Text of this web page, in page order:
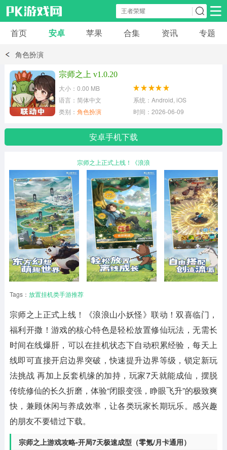
安卓应用 安卓游戏
模拟经营
首页 安卓 苹果 合集 资讯 专题
角色扮演
宗师之上 v1.0.20
大小：0.00 MB
语言：简体中文
系统：Android, iOS
类别： 角色扮演 时间：2026-06-09
安卓手机下载
宗师之上正式上线！《浪浪
Tags： 放置挂机类手游推荐
宗师之上正式上线！《浪浪山小妖怪》联动！双喜临门，
福利开撒！游戏的核心特色是轻松放置修仙玩法，无需长
时间在线爆肝，可以在挂机状态下自动积累经验，每天上
线即可直接开启边界突破，快速提升边界等级，锁定新玩
法挑战 再加上反套机缘的加持，玩家7天就能成仙，摆脱
传统修仙的长久折磨，体验“闭眼变强，睁眼飞升”的极致爽
快，兼顾休闲与养成效率，让各类玩家长期玩乐。感兴趣
的朋友不要错过下载。
宗师之上游戏攻略-开局7天极速成型（零氪/月卡通用）